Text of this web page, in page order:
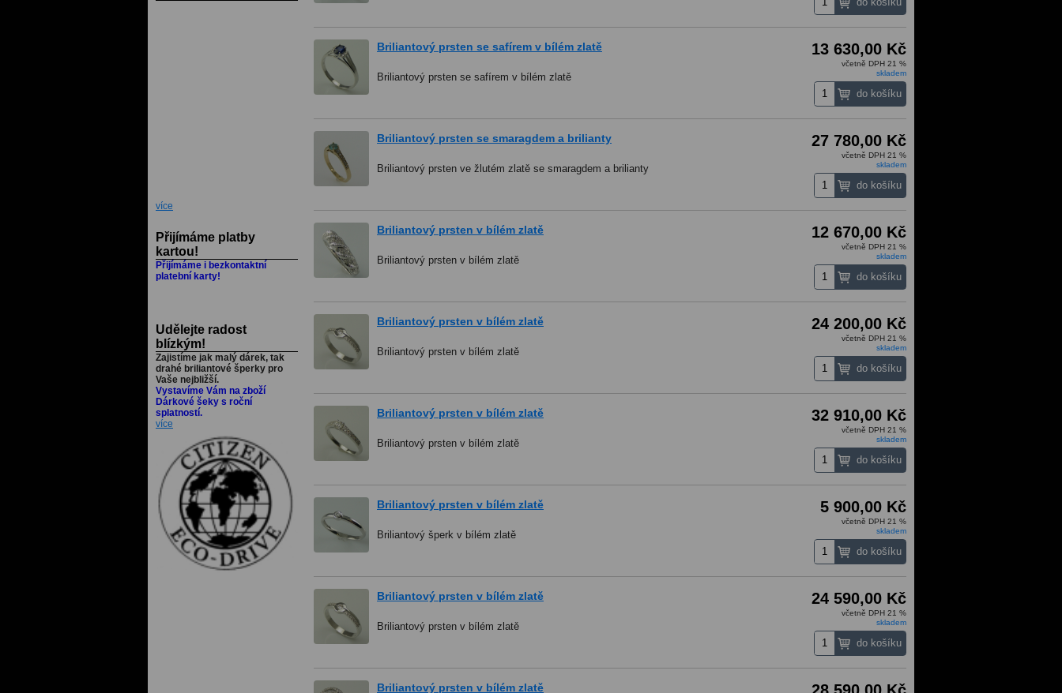
více
Přijímáme platby
kartou!
Přijímáme i bezkontaktní
platební karty!
Udělejte radost
blízkým!
Zajistíme jak malý dárek, tak
drahé briliantové šperky pro
Vaše nejbližší.
Vystavíme Vám na zboží
Dárkové šeky s roční
splatností.
více
Briliantový prsten se safírem v bílém zlatě
Briliantový prsten se safírem v bílém zlatě
13 630,00 Kč
včetně DPH 21 %
skladem
Briliantový prsten se smaragdem a brilianty
Briliantový prsten ve žlutém zlatě se smaragdem a brilianty
27 780,00 Kč
včetně DPH 21 %
skladem
Briliantový prsten v bílém zlatě
Briliantový prsten v bílém zlatě
12 670,00 Kč
včetně DPH 21 %
skladem
Briliantový prsten v bílém zlatě
Briliantový prsten v bílém zlatě
24 200,00 Kč
včetně DPH 21 %
skladem
Briliantový prsten v bílém zlatě
Briliantový prsten v bílém zlatě
32 910,00 Kč
včetně DPH 21 %
skladem
Briliantový prsten v bílém zlatě
Briliantový šperk v bílém zlatě
5 900,00 Kč
včetně DPH 21 %
skladem
Briliantový prsten v bílém zlatě
Briliantový prsten v bílém zlatě
24 590,00 Kč
včetně DPH 21 %
skladem
Briliantový prsten v bílém zlatě